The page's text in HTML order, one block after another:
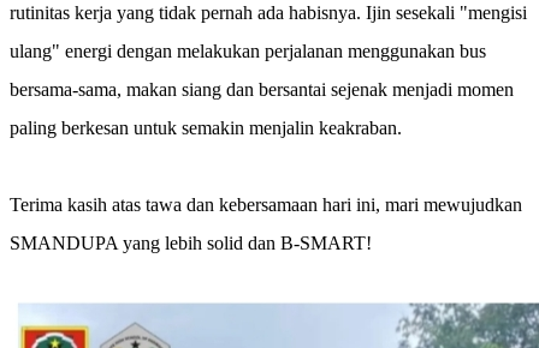
rutinitas kerja yang tidak pernah ada habisnya. Ijin sesekali "mengisi
ulang" energi dengan melakukan perjalanan menggunakan bus
bersama-sama, makan siang dan bersantai sejenak menjadi momen
paling berkesan untuk semakin menjalin keakraban.
Terima kasih atas tawa dan kebersamaan hari ini, mari mewujudkan
SMANDUPA yang lebih solid dan B-SMART!